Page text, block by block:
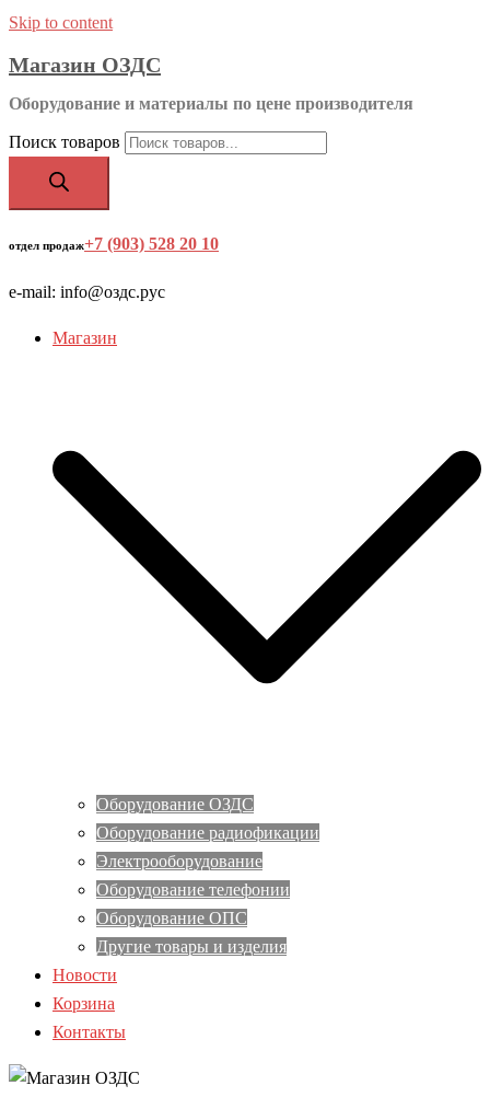
Skip to content
Магазин ОЗДС
Оборудование и материалы по цене производителя
Поиск товаров
отдел продаж+7 (903) 528 20 10
e-mail: info@оздс.рус
Магазин
Оборудование ОЗДС
Оборудование радиофикации
Электрооборудование
Оборудование телефонии
Оборудование ОПС
Другие товары и изделия
Новости
Корзина
Контакты